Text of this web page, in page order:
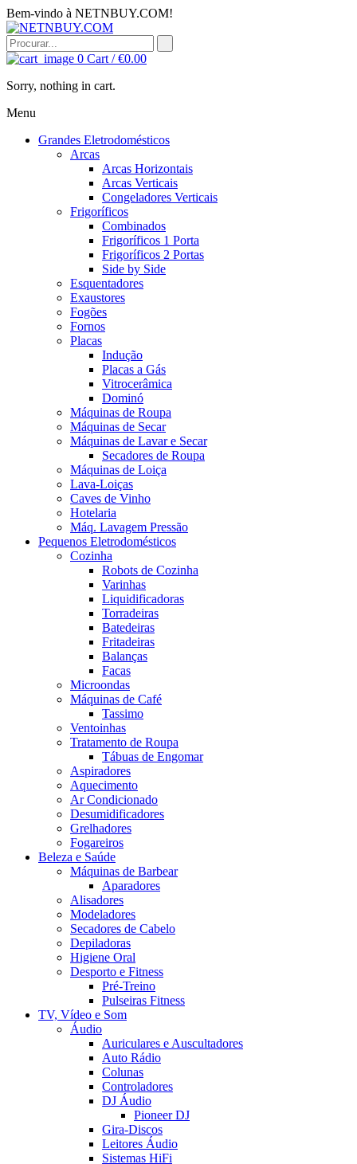
Bem-vindo à NETNBUY.COM!
0 Cart /€0.00
Sorry, nothing in cart.
Menu
Grandes Eletrodomésticos
Arcas
Arcas Horizontais
Arcas Verticais
Congeladores Verticais
Frigoríficos
Combinados
Frigoríficos 1 Porta
Frigoríficos 2 Portas
Side by Side
Esquentadores
Exaustores
Fogões
Fornos
Placas
Indução
Placas a Gás
Vitrocerâmica
Dominó
Máquinas de Roupa
Máquinas de Secar
Máquinas de Lavar e Secar
Secadores de Roupa
Máquinas de Loiça
Lava-Loiças
Caves de Vinho
Hotelaria
Máq. Lavagem Pressão
Pequenos Eletrodomésticos
Cozinha
Robots de Cozinha
Varinhas
Liquidificadoras
Torradeiras
Batedeiras
Fritadeiras
Balanças
Facas
Microondas
Máquinas de Café
Tassimo
Ventoinhas
Tratamento de Roupa
Tábuas de Engomar
Aspiradores
Aquecimento
Ar Condicionado
Desumidificadores
Grelhadores
Fogareiros
Beleza e Saúde
Máquinas de Barbear
Aparadores
Alisadores
Modeladores
Secadores de Cabelo
Depiladoras
Higiene Oral
Desporto e Fitness
Pré-Treino
Pulseiras Fitness
TV, Vídeo e Som
Áudio
Auriculares e Auscultadores
Auto Rádio
Colunas
Controladores
DJ Áudio
Pioneer DJ
Gira-Discos
Leitores Áudio
Sistemas HiFi